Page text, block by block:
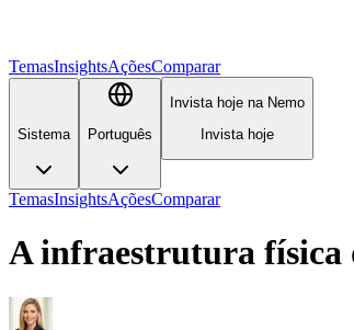
TemasInsightsAçõesComparar
Sistema Português
Invista hoje na Nemo
Invista hoje
TemasInsightsAçõesComparar
A infraestrutura física